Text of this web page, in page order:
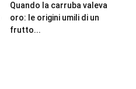
Quando la carruba valeva
oro: le origini umili di un
frutto...